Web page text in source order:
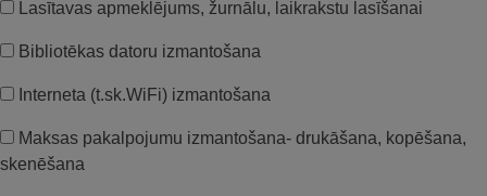
Lasītavas apmeklējums, žurnālu, laikrakstu lasīšanai
Bibliotēkas datoru izmantošana
Interneta (t.sk.WiFi) izmantošana
Maksas pakalpojumu izmantošana- drukāšana, kopēšana,
skenēšana